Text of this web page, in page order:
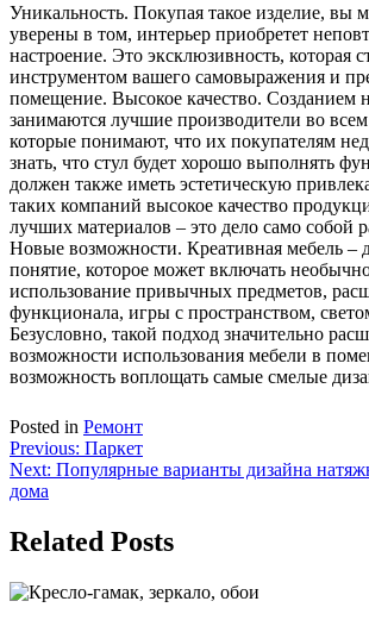
Уникальность. Покупая такое изделие, вы
уверены в том, интерьер приобретет
настроение. Это эксклюзивность, которая
инструментом вашего самовыражения и
помещение. Высокое качество. Созданием
занимаются лучшие производители во
которые понимают, что их покупателям
знать, что стул будет хорошо выполнять
должен также иметь эстетическую
таких компаний высокое качество
лучших материалов – это дело само собой
Новые возможности. Креативная мебель –
понятие, которое может включать
использование привычных предметов,
функционала, игры с пространством,
Безусловно, такой подход значительно
возможности использования мебели в
возможность воплощать самые смелые
Posted in Ремонт
Навигация
по
Previous: Паркет
Next: Популярные варианты дизайна
дома
Related Posts